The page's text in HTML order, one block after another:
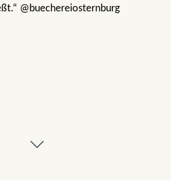
@buechereiosternburg